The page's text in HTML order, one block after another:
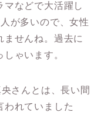
マなどで大活躍し
が多いので、女性
ませんね。過去に
ゃいます。
さんとは、長い間
われていました